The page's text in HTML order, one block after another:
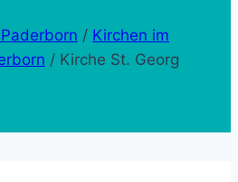
/ Kirchen im
/ Kirche St. Georg